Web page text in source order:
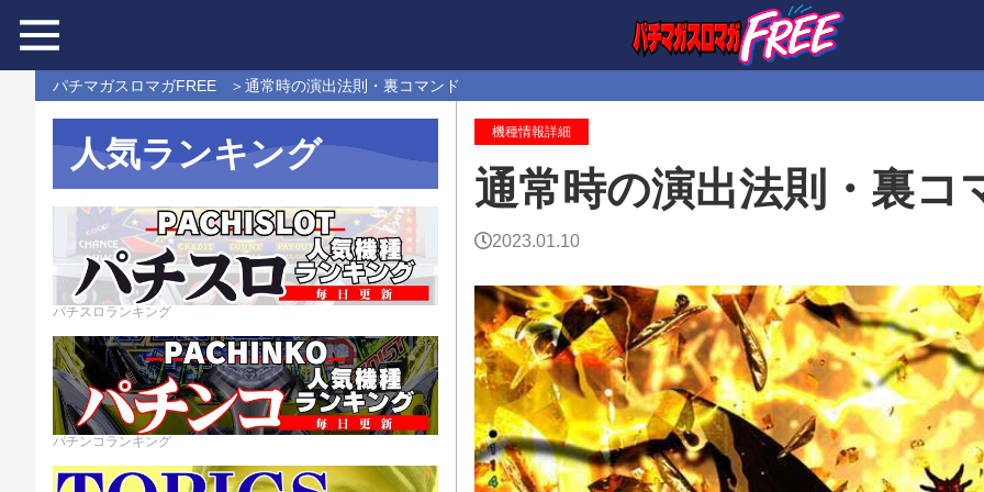
パチマガスロマガFREE 通常時の演出法則・裏コマンド
機種情報詳細
通常時の演出法則・裏コ
2023.01.10
人気ランキング
パチスロランキング
パチンコランキング